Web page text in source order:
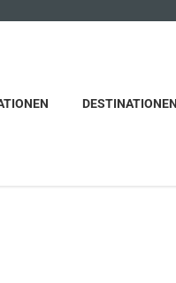
DESTINATIONEN